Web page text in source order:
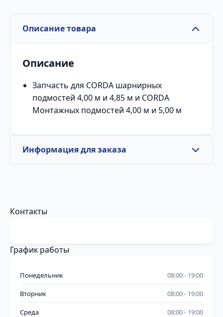
Описание товара
Описание
Запчасть для CORDA шарнирных
подмостей 4,00 м и 4,85 м и CORDA
Монтажных подмостей 4,00 м и 5,00 м
Информация для заказа
Контакты
График работы
Понедельник 08:00 19:00
Вторник 08:00 19:00
Среда 08:00 19:00